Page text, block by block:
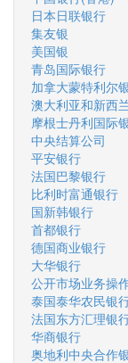
日本日联银行
集友银
美国银
青岛国际银行
加拿大蒙特利尔
澳大利亚和新西
摩根士丹利国际
中央结算公司
平安银行
法国巴黎银行
比利时富通银行
国新韩银行
首都银行
德国商业银行
大华银行
公开市场业务操
泰国泰华农民银
法国东方汇理银
华商银行
奥地利中央合作